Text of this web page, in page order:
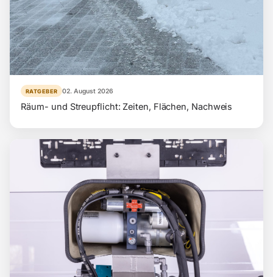
RATGEBER 02. August 2026
Räum- und Streupflicht: Zeiten, Flächen, Nachweis